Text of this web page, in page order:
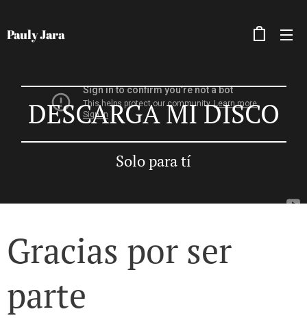
Pauly Jara
DESCARGA MI DISCO
Solo para tí
Gracias por ser
parte